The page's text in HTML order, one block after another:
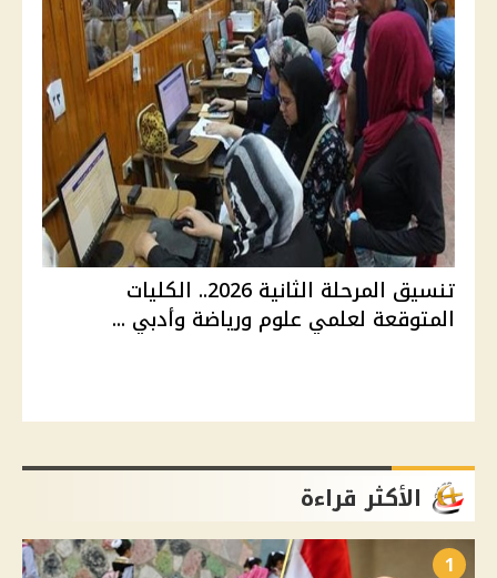
تنسيق المرحلة الثانية 2026.. الكليات
المتوقعة لعلمي علوم ورياضة وأدبي ...
الأكثر قراءة
1